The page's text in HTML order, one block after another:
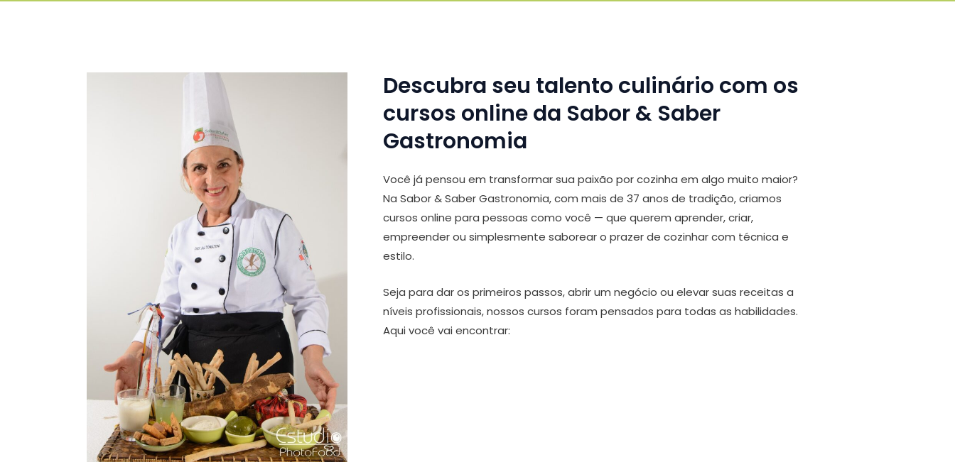
Descubra seu talento culinário com os
cursos online da Sabor & Saber
Gastronomia
Você já pensou em transformar sua paixão por cozinha em algo muito maior?
Na Sabor & Saber Gastronomia, com mais de 37 anos de tradição, criamos
cursos online para pessoas como você — que querem aprender, criar,
empreender ou simplesmente saborear o prazer de cozinhar com técnica e
estilo.
Seja para dar os primeiros passos, abrir um negócio ou elevar suas receitas a
níveis profissionais, nossos cursos foram pensados para todas as habilidades.
Aqui você vai encontrar: